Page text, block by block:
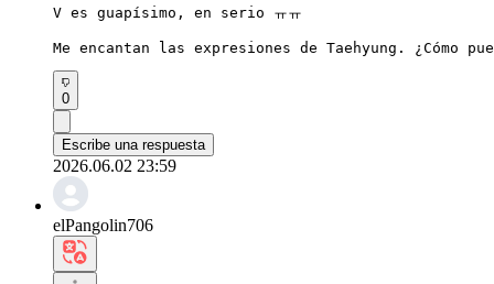
V es guapísimo, en serio ㅠㅠ
Me encantan las expresiones de Taehyung. ¿Cómo
0
Escribe una respuesta
2026.06.02 23:59
elPangolin706